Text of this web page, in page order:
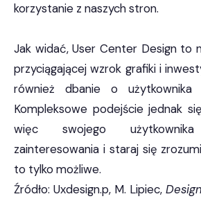
korzystanie z naszych stron.
Jak widać, User Center Design to
przyciągającej wzrok grafiki i
również dbanie o
Kompleksowe podejście jednak
więc swojego
zainteresowania i staraj się
to tylko możliwe.
Źródło: Uxdesign.p, M. Lipiec,